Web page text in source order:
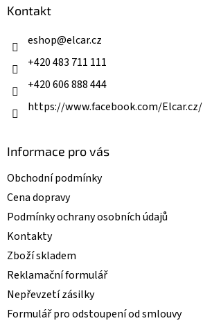
Kontakt
eshop@elcar.cz
+420 483 711 111
+420 606 888 444
https://www.facebook.com/Elcar.cz/
Informace pro vás
Obchodní podmínky
Cena dopravy
Podmínky ochrany osobních údajů
Kontakty
Zboží skladem
Reklamační formulář
Nepřevzetí zásilky
Formulář pro odstoupení od smlouvy